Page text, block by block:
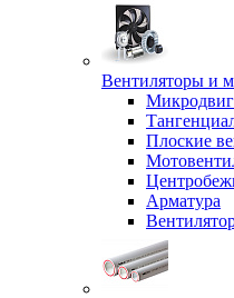
Вентиляторы и
Плоские
Арматура